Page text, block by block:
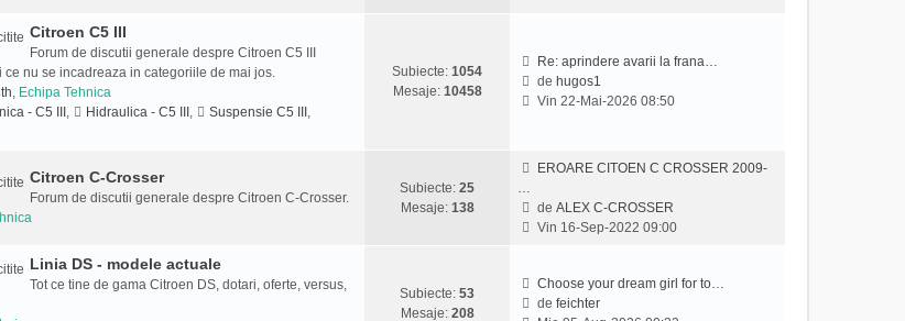
s
j
l
i
m
s
a
Citroen C5 III
Forum de discutii generale despre Citroen C5 III
ce nu se incadreaza in categoriile de mai jos.
, Echipa Tehnica
- C5 III , Hidraulica - C5 III , Suspensie C5 III ,
Subiecte: 1054
Mesaje: 10458
Re: aprindere avarii la frana…
de hugos1
V
u
t
i
Vin 22-Mai-2026 08:50
Citroen C-Crosser
Forum de discutii generale despre Citroen C-Crosser.
Subiecte: 25
Mesaje: 138
EROARE CITOEN C CROSSER 2009-
…
deALEX C-CROSSER
i
Vin 16-Sep-2022 09:00
Linia DS - modele actuale
Tot ce tine de gama Citroen DS, dotari, oferte, versus,
Subiecte: 53
Mesaje: 208
Choose your dream girl for to…
defeichter
V